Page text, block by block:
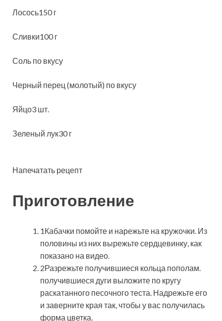
Лосось150 г
Сливки100 г
Соль по вкусу
Черный перец (молотый) по вкусу
Яйцо3 шт.
Зеленый лук30 г
Напечатать рецепт
Приготовление
1Кабачки помойте и нарежьте на кружочки. Из
половины из них вырежьте сердцевинку, как
показано на видео.
2Разрежьте получившиеся кольца пополам.
получившиеся дуги выложите по кругу
раскатанного песочного теста. Надрежьте его
и заверните края так, чтобы у вас получилась
форма цветка.